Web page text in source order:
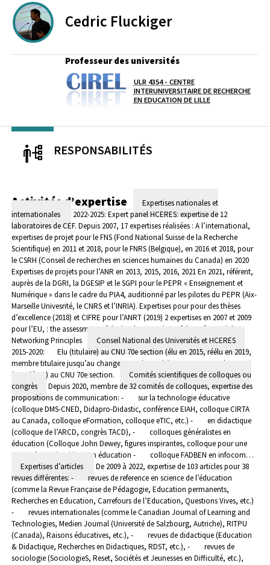
Cedric Fluckiger
Professeur des universités
Laboratoire / équipe
ULR 4354 - CENTRE
INTERUNIVERSITAIRE DE RECHERCHE
EN EDUCATION DE LILLE
RESPONSABILITÉS
Activités d’expertise
Expertises nationales et
internationales
2022-2025: Expert panel HCERES: expertise de 12
laboratoires de CEF. Depuis 2007, 17 expertises réalisées : A l’international,
expertises de projet pour le FNS (Fond National Suisse de la Recherche
Scientifique) en 2011 et 2018, pour le FNRS (Belgique), en 2016 et 2018, pour
le CSRH (Conseil de recherches en sciences humaines du Canada) en 2020
Expertises de projets pour l’ANR en 2013, 2015, 2016, 2021En 2021, référent,
auprès de la DGRI, la DGESIP et le SGPI pour le PEPR « Enseignement et
Numérique » dans le cadre du PIA4, auditionné par les pilotes du PEPR (Aix-
Marseille Univesrité, le CNRS et l’INRIA). Expertises pour pour des thèses
d’excellence (2018) et CIFRE pour l’ANRT (2019) 2 expertises en 2007 et 2009
pour l’EU, : the assessment of the implementation of the Safer Social
Networking Principles
Conseil National des Universités et HCERES
2015-2020: Elu (titulaire) au CNU 70e section (élu en 2015, réélu en 2019,
membre titulaire jusqu’au changement de grade).
2012-2015 : Elu
(suppléant) au CNU 70e section.
Comités scientifiques de colloques ou
congrès
Depuis 2020, membre de 32 comités de colloques, expertise des
propositions de communication: - sur la technologie éducative
(colloque DMS-CNED, Didapro-Didastic, conférence EIAH, colloque CIRTA
au Canada, colloque eFormation, colloque eTIC, etc.) - en didactique
(colloque de l’ARCD, congrès TACD), - colloques généralistes en
éducation (Colloque John Dewey, figures inspirantes, colloque pour une
approche sociocritique en éducation - colloque FADBEN en infocom…
Expertises d’articles
De 2009 à 2022, expertise de 103 articles pour 38
revues différentes: - revues de reference en science de l’éducation
(comme la Revue Française de Pédagogie, Education permanents,
Recherches en Education, Carrefours de l’Education, Questions Vives, etc.)
- revues internationales (comme le Canadian Journal of Learning and
Technologies, Medien Journal (Université de Salzbourg, Autriche), RITPU
(Canada), Raisons éducatives, etc.), - revues de didactique (Education
& Didactique, Recherches en Didactiques, RDST, etc.), - revues de
sociologie (SociologieS, Reset, Sociétés et Jeunesses en Difficulté, etc.),